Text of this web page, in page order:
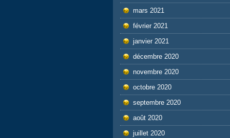
mars 2021
février 2021
janvier 2021
décembre 2020
novembre 2020
octobre 2020
septembre 2020
août 2020
juillet 2020